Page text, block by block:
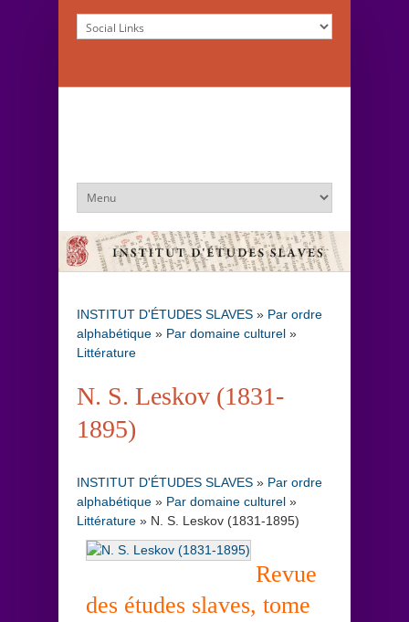
INSTITUT D'ÉTUDES SLAVES » Par ordre
alphabétique » Par domaine culturel »
Littérature
N. S. Leskov (1831-
1895)
INSTITUT D'ÉTUDES SLAVES » Par ordre
alphabétique » Par domaine culturel »
Littérature » N. S. Leskov (1831-1895)
Revue
des études slaves, tome